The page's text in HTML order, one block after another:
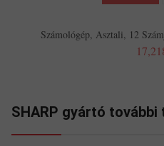
Számológép, Asztali, 12
SHARP gyártó további